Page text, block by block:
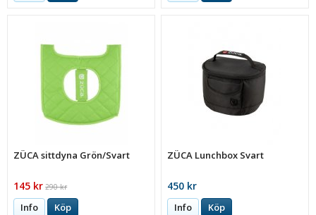
ZÜCA sittdyna Grön/Svart
145 kr 290 kr
Info Köp
ZÜCA Lunchbox Svart
450 kr
Info Köp